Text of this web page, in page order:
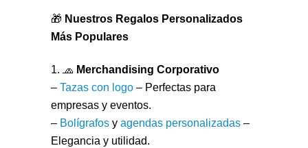
🎁 Nuestros Regalos Personalizados
Más Populares
1. 🧢 Merchandising Corporativo
– Tazas con logo – Perfectas para
empresas y eventos.
– Bolígrafos y agendas personalizadas –
Elegancia y utilidad.